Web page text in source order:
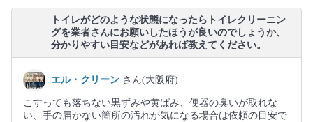
トイレがどのような状態になったらトイレクリーニン
グを業者さんにお願いしたほうが良いのでしょうか、
分かりやすい目安などがあれば教えてください。
エル・クリーン さん(大阪府)
こすっても落ちない黒ずみや黄ばみ、便器の臭いが取れな
い、手の届かない箇所の汚れが気になる場合は依頼の目安で